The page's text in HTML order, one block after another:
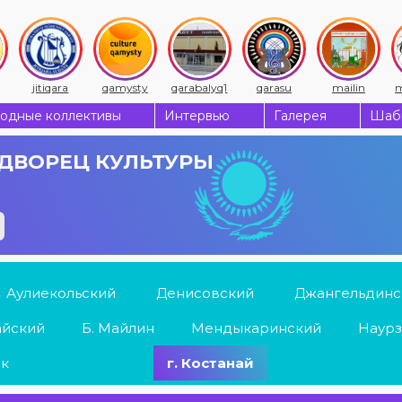
jitiqara qamysty qarabalyq1 qarasu mailin
коллективы Интервью Галерея
КУЛЬТУРЫ
Аулиекольский Денисовский
Б. Майлин Мендыкаринский
г. Костанай